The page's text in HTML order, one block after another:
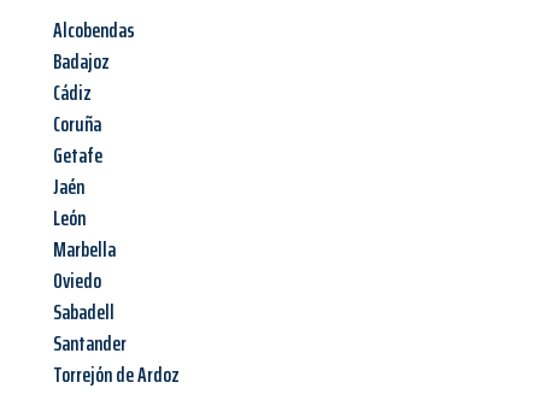
Alcobendas
Badajoz
Cádiz
Coruña
Getafe
Jaén
León
Marbella
Oviedo
Sabadell
Santander
Torrejón de Ardoz